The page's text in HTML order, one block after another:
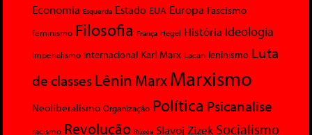
Economia Esquerda Estado EUA Europa Fascismo
feminismo Filosofia França Hegel História Ideologia
Imperialismo Internacional Karl Marx Lacan leninismo Luta
de classesLênin MarxMarxismo
Neoliberalismo Organização Política Psicanalise
racismo Revolução Rússia Slavoj Zizek Socialismo